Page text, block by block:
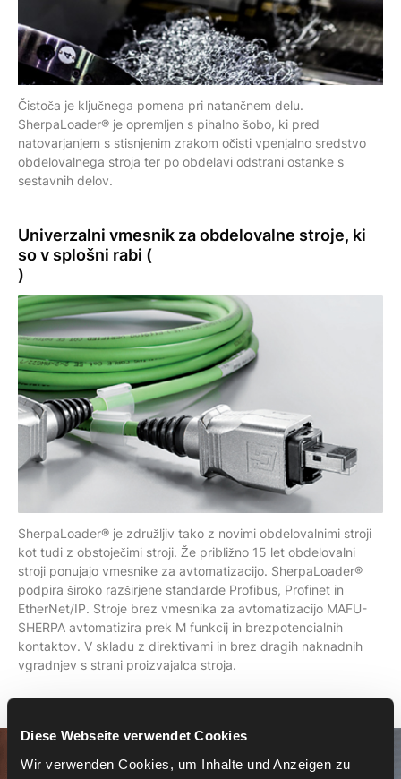
Diese Webseite verwendet Cookies
Wir verwenden Cookies, um Inhalte und Anzeigen zu
Čistoča je ključnega pomena pri natančnem delu.
SherpaLoader® je opremljen s pihalno šobo, ki pred
natovarjanjem s stisnjenim zrakom očisti vpenjalno sredstvo
obdelovalnega stroja ter po obdelavi odstrani ostanke s
sestavnih delov.
Univerzalni vmesnik za obdelovalne stroje, ki
so v splošni rabi (
)
SherpaLoader® je združljiv tako z novimi obdelovalnimi stroji
kot tudi z obstoječimi stroji. Že približno 15 let obdelovalni
stroji ponujajo vmesnike za avtomatizacijo. SherpaLoader®
podpira široko razširjene standarde Profibus, Profinet in
EtherNet/IP. Stroje brez vmesnika za avtomatizacijo MAFU-
SHERPA avtomatizira prek M funkcij in brezpotencialnih
kontaktov. V skladu z direktivami in brez dragih naknadnih
vgradnjev s strani proizvajalca stroja.